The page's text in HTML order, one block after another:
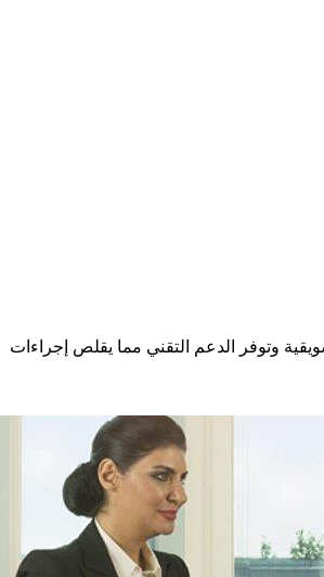
وتوفر الدعم التقني مما يقلص إجراءات